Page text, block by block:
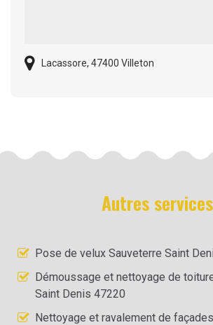
Lacassore, 47400 Villeton
Autres services
Pose de velux Sauveterre Saint
Démoussage et nettoyage de
Saint Denis 47220
Nettoyage et ravalement de